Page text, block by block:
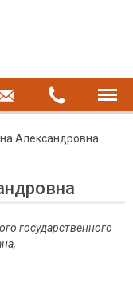
Александровна
государственного